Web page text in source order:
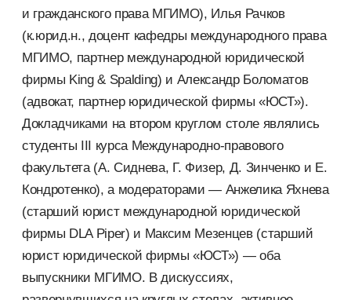
и гражданского права МГИМО), Илья Рачков
(к.юрид.н., доцент кафедры международного права
МГИМО, партнер международной юридической
фирмы King & Spalding) и Александр Боломатов
(адвокат, партнер юридической фирмы «ЮСТ»).
Докладчиками на втором круглом столе являлись
студенты III курса Международно-правового
факультета (А. Сиднева, Г. Физер, Д. Зинченко и Е.
Кондротенко), а модераторами — Анжелика Яхнева
(старший юрист международной юридической
фирмы DLA Piper) и Максим Мезенцев (старший
юрист юридической фирмы «ЮСТ») — оба
выпускники МГИМО. В дискуссиях,